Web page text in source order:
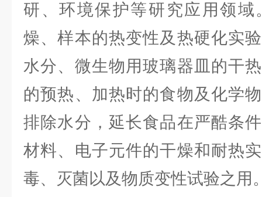
研、环境保护等研究应用领域
燥、样本的热变性及热硬化实
水分、微生物用玻璃器皿的干
的预热、加热时的食物及化学
排除水分，延长食品在严酷条
材料、电子元件的干燥和耐热
毒、灭菌以及物质变性试验之用